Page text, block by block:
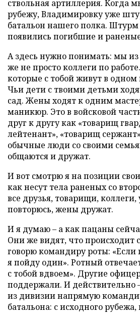
ствольная артиллерия. Когда
рубежу, Владимировку уже
батальон нашего полка. Штурм
появились погибшие и
А здесь нужно понимать: мы из
же не просто коллеги по
которые с тобой живут в одном
Чьи дети с твоими детьми
сад. Жены ходят к одним
маникюр. Это в войсковой
друг к другу как «товарищ
лейтенант», «товарищ
обычные люди со своими
общаются и дружат.
И вот смотрю я на позиции
как несут тела раненых со
все друзья, товарищи, коллеги,
повторюсь, жены дружат.
И я думаю – а как пацаны
Они же видят, что происходит
говорю командиру роты:
я пойду один». Ротный
с тобой вдвоем». Другие
поддержали. И действительно
из дивизии напрямую
батальона: с исходного